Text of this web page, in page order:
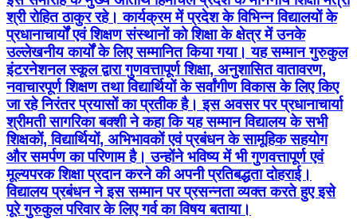
श्री रोहित ठाकुर रहे। कार्यक्रम में प्रदेश के विभिन्न विद्यालयों के
प्रधानाचार्यों एवं शिक्षण संस्थानों को शिक्षा के क्षेत्र में उनके
उल्लेखनीय कार्यों के लिए सम्मानित किया गया। यह सम्मान गुरुकुल
इंटरनेशनल स्कूल द्वारा गुणवत्तापूर्ण शिक्षा, अनुशासित वातावरण,
नवाचारपूर्ण शिक्षण तथा विद्यार्थियों के सर्वांगीण विकास के लिए किए
जा रहे निरंतर प्रयासों का प्रतीक है। इस अवसर पर प्रधानाचार्या
श्रीमती सागरिका बक्शी ने कहा कि यह सम्मान विद्यालय के सभी
शिक्षकों, विद्यार्थियों, अभिभावकों एवं प्रबंधन के सामूहिक सहयोग
और समर्पण का परिणाम है। उन्होंने भविष्य में भी गुणवत्तापूर्ण एवं
मूल्यपरक शिक्षा प्रदान करने की अपनी प्रतिबद्धता दोहराई।
विद्यालय प्रबंधन ने इस सम्मान पर प्रसन्नता व्यक्त करते हुए इसे
पूरे गुरुकुल परिवार के लिए गर्व का विषय बताया।